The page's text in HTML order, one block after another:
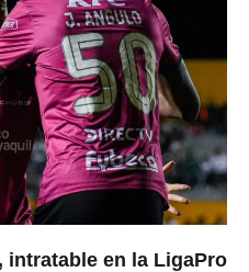
intratable en la LigaPro